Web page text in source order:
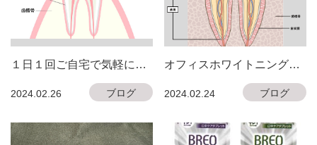
１日１回ご自宅で気軽にホ
2024.02.26 ブログ
オフィスホワイトニング
１回の施術で歯を美しく！
2024.02.24 ブログ